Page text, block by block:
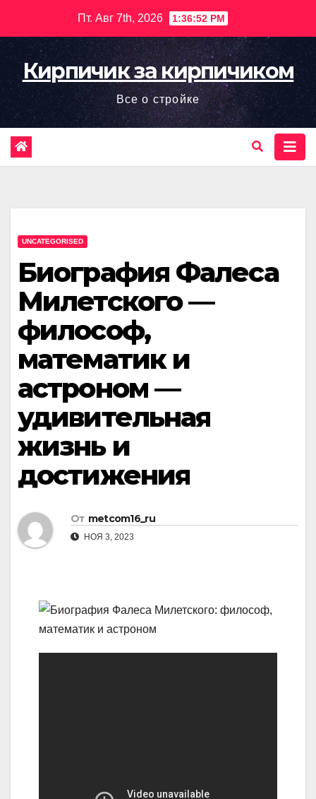
содержимому
Пт. Авг 7th, 2026 1:36:53 PM
Кирпичик за кирпичиком
Все о стройке
UNCATEGORISED
Биография Фалеса
Милетского —
философ,
математик и
астроном —
удивительная
жизнь и
достижения
От metcom16_ru
НОЯ 3, 2023